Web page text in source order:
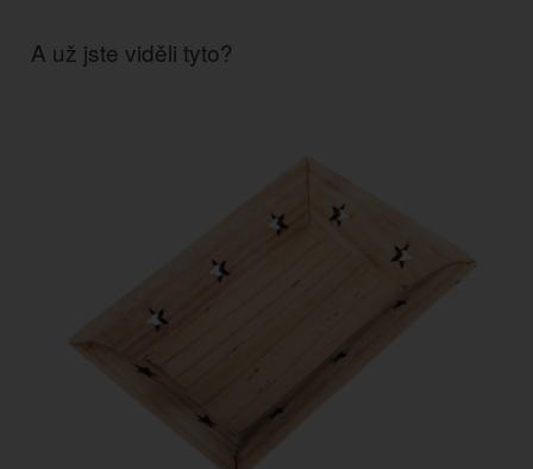
A už jste viděli tyto?